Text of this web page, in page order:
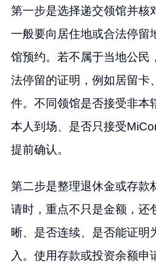
第一步是选择递交领馆并核
一般要向居住地或合法停留
馆预约。若不属于当地公民
法停留的证明，例如居留卡
件。不同领馆是否接受非本
本人到场、是否只接受
提前确认。
第二步是整理退休金或存款
请时，重点不只是金额，还
晰、是否连续、是否能证明
入。使用存款或投资余额申